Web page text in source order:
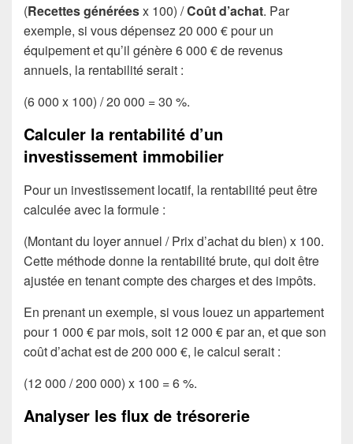
(Recettes généréesx 100) /Coût d’achat. Par
exemple, si vous dépensez 20 000 € pour un
équipement et qu’il génère 6 000 € de revenus
annuels, la rentabilité serait :
(6 000 x 100) / 20 000 = 30 %.
Calculer la rentabilité d’un
investissement immobilier
Pour un investissement locatif, la rentabilité peut être
calculée avec la formule :
(Montant du loyer annuel / Prix d’achat du bien) x 100.
Cette méthode donne la rentabilité brute, qui doit être
ajustée en tenant compte des charges et des impôts.
En prenant un exemple, si vous louez un appartement
pour 1 000 € par mois, soit 12 000 € par an, et que son
coût d’achat est de 200 000 €, le calcul serait :
(12 000 / 200 000) x 100 = 6 %.
Analyser les flux de trésorerie